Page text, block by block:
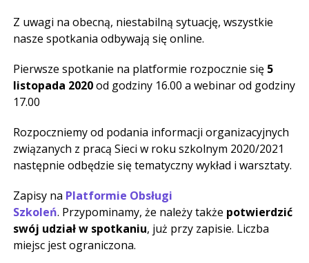
Z uwagi na obecną, niestabilną sytuację, wszystkie
nasze spotkania odbywają się online.
Pierwsze spotkanie na platformie rozpocznie się 5
listopada 2020od godziny 16.00 a webinar od godziny
17.00
Rozpoczniemy od podania informacji organizacyjnych
związanych z pracą Sieci w roku szkolnym 2020/2021
następnie odbędzie się tematyczny wykład i warsztaty.
Zapisy na Platformie Obsługi
Szkoleń. Przypominamy, że należy także potwierdzić
swój udział w spotkaniu, już przy zapisie. Liczba
miejsc jest ograniczona.